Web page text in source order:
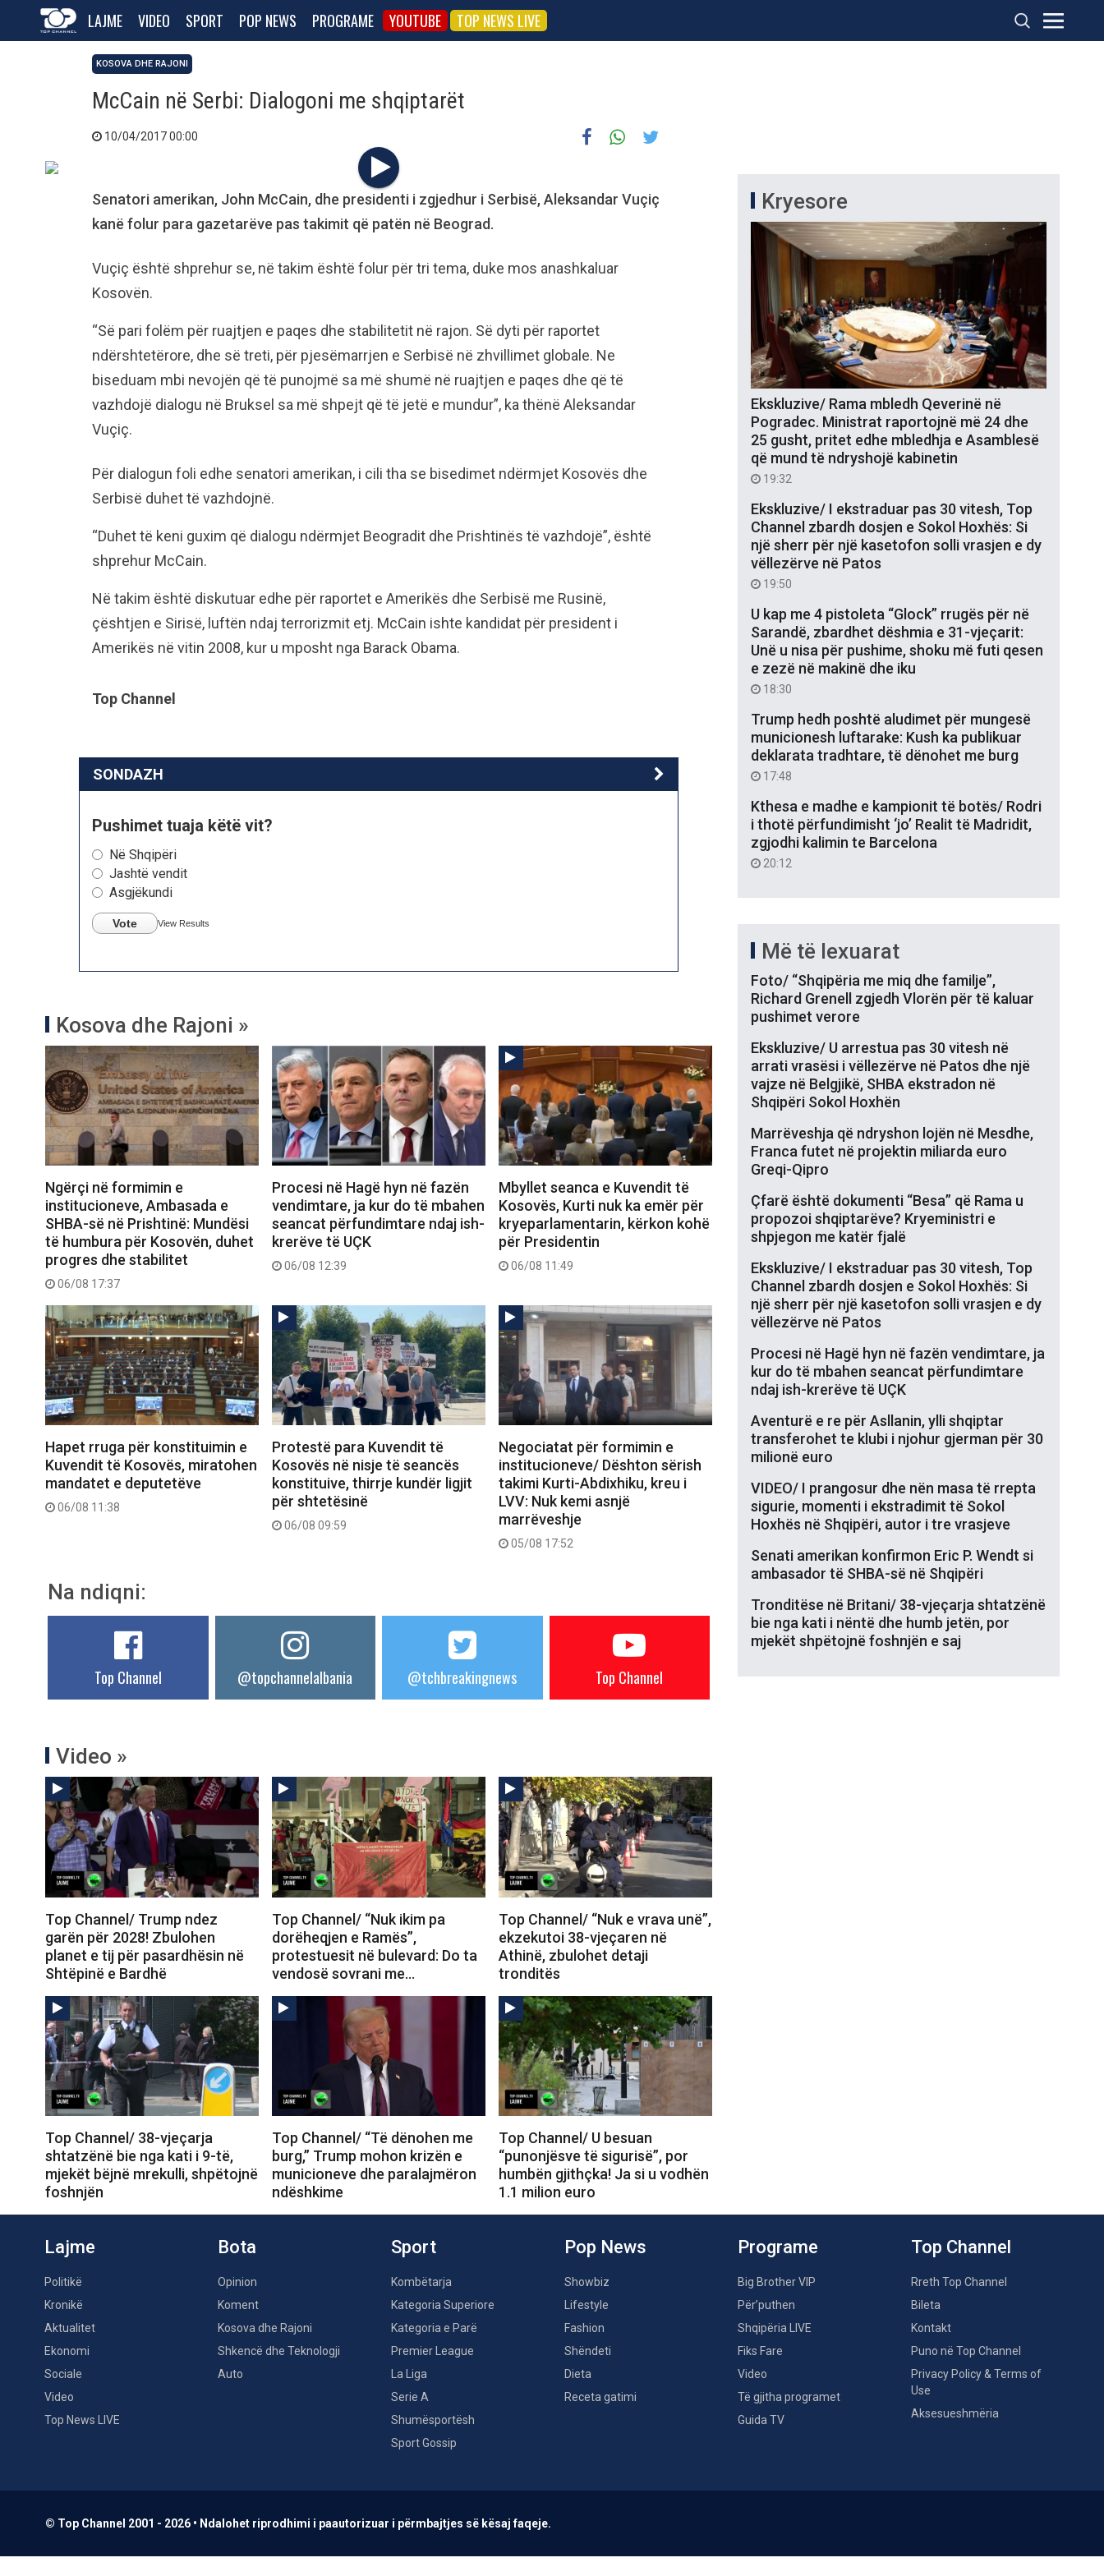
LAJME VIDEO SPORT POP NEWS PROGRAME YOUTUBE TOP NEWS LIVE
KOSOVA DHE RAJONI
McCain në Serbi: Dialogoni me shqiptarët
10/04/2017 00:00
Senatori amerikan, John McCain, dhe presidenti i zgjedhur i Serbisë, Aleksandar Vuçiç
kanë folur para gazetarëve pas takimit që patën në Beograd.
Vuçiç është shprehur se, në takim është folur për tri tema, duke mos anashkaluar
Kosovën.
“Së pari folëm për ruajtjen e paqes dhe stabilitetit në rajon. Së dyti për raportet
ndërshtetërore, dhe së treti, për pjesëmarrjen e Serbisë në zhvillimet globale. Ne
biseduam mbi nevojën që të punojmë sa më shumë në ruajtjen e paqes dhe që të
vazhdojë dialogu në Bruksel sa më shpejt që të jetë e mundur”, ka thënë Aleksandar
Vuçiç.
Për dialogun foli edhe senatori amerikan, i cili tha se bisedimet ndërmjet Kosovës dhe
Serbisë duhet të vazhdojnë.
“Duhet të keni guxim që dialogu ndërmjet Beogradit dhe Prishtinës të vazhdojë”, është
shprehur McCain.
Në takim është diskutuar edhe për raportet e Amerikës dhe Serbisë me Rusinë,
çështjen e Sirisë, luftën ndaj terrorizmit etj. McCain ishte kandidat për president i
Amerikës në vitin 2008, kur u mposht nga Barack Obama.
Top Channel
SONDAZH
Pushimet tuaja këtë vit?
Në Shqipëri
Jashtë vendit
Asgjëkundi
Vote View Results
Kosova dhe Rajoni »
Ngërçi në formimin e
institucioneve, Ambasada e
SHBA-së në Prishtinë: Mundësi
të humbura për Kosovën, duhet
progres dhe stabilitet
06/08 17:37
Procesi në Hagë hyn në fazën
vendimtare, ja kur do të mbahen
seancat përfundimtare ndaj ish-
krerëve të UÇK
06/08 12:39
Mbyllet seanca e Kuvendit të
Kosovës, Kurti nuk ka emër për
kryeparlamentarin, kërkon kohë
për Presidentin
06/08 11:49
Hapet rruga për konstituimin e
Kuvendit të Kosovës, miratohen
mandatet e deputetëve
06/08 11:38
Protestë para Kuvendit të
Kosovës në nisje të seancës
konstituive, thirrje kundër ligjit
për shtetësinë
06/08 09:59
Negociatat për formimin e
institucioneve/ Dështon sërish
takimi Kurti-Abdixhiku, kreu i
LVV: Nuk kemi asnjë
marrëveshje
05/08 17:52
Na ndiqni:
Top Channel @topchannelalbania @tchbreakingnews Top Channel
Video »
Top Channel/ Trump ndez
garën për 2028! Zbulohen
planet e tij për pasardhësin në
Shtëpinë e Bardhë
Top Channel/ “Nuk ikim pa
dorëheqjen e Ramës”,
protestuesit në bulevard: Do ta
vendosë sovrani me…
Top Channel/ “Nuk e vrava unë”,
ekzekutoi 38-vjeçaren në
Athinë, zbulohet detaji
tronditës
Top Channel/ 38-vjeçarja
shtatzënë bie nga kati i 9-të,
mjekët bëjnë mrekulli, shpëtojnë
foshnjën
Top Channel/ “Të dënohen me
burg,” Trump mohon krizën e
municioneve dhe paralajmëron
ndëshkime
Top Channel/ U besuan
“punonjësve të sigurisë”, por
humbën gjithçka! Ja si u vodhën
1.1 milion euro
Kryesore
Ekskluzive/ Rama mbledh Qeverinë në
Pogradec. Ministrat raportojnë më 24 dhe
25 gusht, pritet edhe mbledhja e Asamblesë
që mund të ndryshojë kabinetin
19:32
Ekskluzive/ I ekstraduar pas 30 vitesh, Top
Channel zbardh dosjen e Sokol Hoxhës: Si
një sherr për një kasetofon solli vrasjen e dy
vëllezërve në Patos
19:50
U kap me 4 pistoleta “Glock” rrugës për në
Sarandë, zbardhet dëshmia e 31-vjeçarit:
Unë u nisa për pushime, shoku më futi qesen
e zezë në makinë dhe iku
18:30
Trump hedh poshtë aludimet për mungesë
municionesh luftarake: Kush ka publikuar
deklarata tradhtare, të dënohet me burg
17:48
Kthesa e madhe e kampionit të botës/ Rodri
i thotë përfundimisht ‘jo’ Realit të Madridit,
zgjodhi kalimin te Barcelona
20:12
Më të lexuarat
Foto/ “Shqipëria me miq dhe familje”,
Richard Grenell zgjedh Vlorën për të kaluar
pushimet verore
Ekskluzive/ U arrestua pas 30 vitesh në
arrati vrasësi i vëllezërve në Patos dhe një
vajze në Belgjikë, SHBA ekstradon në
Shqipëri Sokol Hoxhën
Marrëveshja që ndryshon lojën në Mesdhe,
Franca futet në projektin miliarda euro
Greqi-Qipro
Çfarë është dokumenti “Besa” që Rama u
propozoi shqiptarëve? Kryeministri e
shpjegon me katër fjalë
Ekskluzive/ I ekstraduar pas 30 vitesh, Top
Channel zbardh dosjen e Sokol Hoxhës: Si
një sherr për një kasetofon solli vrasjen e dy
vëllezërve në Patos
Procesi në Hagë hyn në fazën vendimtare, ja
kur do të mbahen seancat përfundimtare
ndaj ish-krerëve të UÇK
Aventurë e re për Asllanin, ylli shqiptar
transferohet te klubi i njohur gjerman për 30
milionë euro
VIDEO/ I prangosur dhe nën masa të rrepta
sigurie, momenti i ekstradimit të Sokol
Hoxhës në Shqipëri, autor i tre vrasjeve
Senati amerikan konfirmon Eric P. Wendt si
ambasador të SHBA-së në Shqipëri
Tronditëse në Britani/ 38-vjeçarja shtatzënë
bie nga kati i nëntë dhe humb jetën, por
mjekët shpëtojnë foshnjën e saj
Lajme
Politikë
Kronikë
Aktualitet
Ekonomi
Sociale
Video
Top News LIVE
Bota
Opinion
Koment
Kosova dhe Rajoni
Shkencë dhe Teknologji
Auto
Sport
Kombëtarja
Kategoria Superiore
Kategoria e Parë
Premier League
La Liga
Serie A
Shumësportësh
Sport Gossip
Pop News
Showbiz
Lifestyle
Fashion
Shëndeti
Dieta
Receta gatimi
Programe
Big Brother VIP
Për’puthen
Shqipëria LIVE
Fiks Fare
Video
Të gjitha programet
Guida TV
Top Channel
Rreth Top Channel
Bileta
Kontakt
Puno në Top Channel
Privacy Policy & Terms of
Use
Aksesueshmëria
© Top Channel 2001 - 2026 • Ndalohet riprodhimi i paautorizuar i përmbajtjes së kësaj faqeje.